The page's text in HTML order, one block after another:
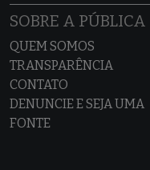
SOBRE A PÚBLICA
QUEM SOMOS
TRANSPARÊNCIA
CONTATO
DENUNCIE E SEJA UMA
FONTE